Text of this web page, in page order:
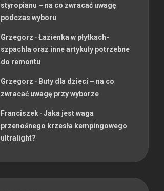
styropianu – na co zwracać uwagę
podczas wyboru
Grzegorz -Łazienka w płytkach-
szpachla oraz inne artykuły potrzebne
do remontu
Grzegorz - Buty dla dzieci – na co
zwracać uwagę przy wyborze
Franciszek-Jaka jest waga
przenośnego krzesła kempingowego
ultralight?